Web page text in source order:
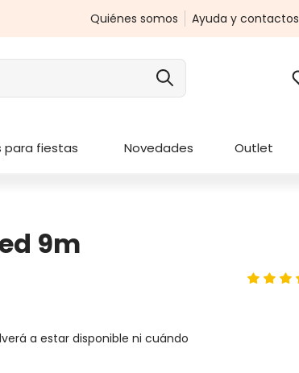
Quiénes somos Ayuda y contactos
para fiestas Novedades Outlet
9m
a estar disponible ni cuándo